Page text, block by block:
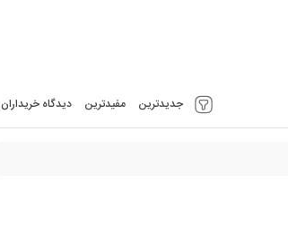
جدیدترین مفیدترین دیدگاه خریداران